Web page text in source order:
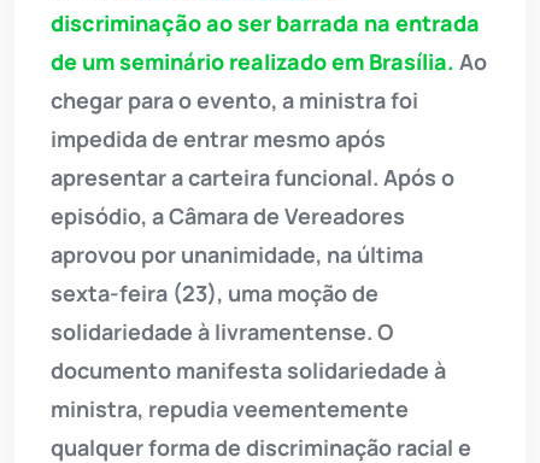
discriminação ao ser barrada na entrada
de um seminário realizado em Brasília. Ao
chegar para o evento, a ministra foi
impedida de entrar mesmo após
apresentar a carteira funcional. Após o
episódio, a Câmara de Vereadores
aprovou por unanimidade, na última
sexta-feira (23), uma moção de
solidariedade à livramentense. O
documento manifesta solidariedade à
ministra, repudia veementemente
qualquer forma de discriminação racial e